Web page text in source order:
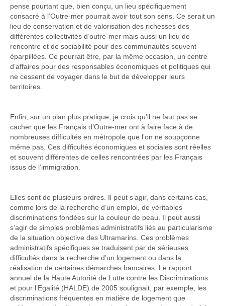
pense pourtant que, bien conçu, un lieu spécifiquement
consacré à l’Outre-mer pourrait avoir tout son sens. Ce serait un
lieu de conservation et de valorisation des richesses des
différentes collectivités d’outre-mer mais aussi un lieu de
rencontre et de sociabilité pour des communautés souvent
éparpillées. Ce pourrait être, par la même occasion, un centre
d’affaires pour des responsables économiques et politiques qui
ne cessent de voyager dans le but de développer leurs
territoires.
Enfin, sur un plan plus pratique, je crois qu’il ne faut pas se
cacher que les Français d’Outre-mer ont à faire face à de
nombreuses difficultés en métropole que l’on ne soupçonne
même pas. Ces difficultés économiques et sociales sont réelles
et souvent différentes de celles rencontrées par les Français
issus de l’immigration.
Elles sont de plusieurs ordres. Il peut s’agir, dans certains cas,
comme lors de la recherche d’un emploi, de véritables
discriminations fondées sur la couleur de peau. Il peut aussi
s’agir de simples problèmes administratifs liés au particularisme
de la situation objective des Ultramarins. Ces problèmes
administratifs spécifiques se traduisent par de sérieuses
difficultés dans la recherche d’un logement ou dans la
réalisation de certaines démarches bancaires. Le rapport
annuel de la Haute Autorité de Lutte contre les Discriminations
et pour l’Egalité (HALDE) de 2005 soulignait, par exemple, les
discriminations fréquentes en matière de logement que